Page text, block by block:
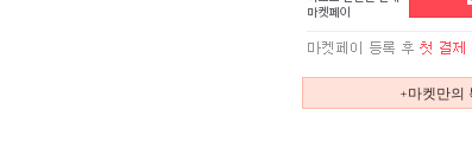
+마켓만의